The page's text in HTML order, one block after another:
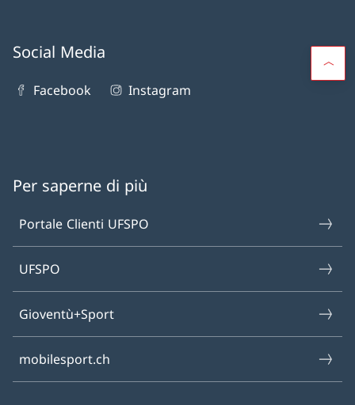
Social Media
Facebook Instagram
Per saperne di più
Portale Clienti UFSPO
UFSPO
Gioventù+Sport
mobilesport.ch